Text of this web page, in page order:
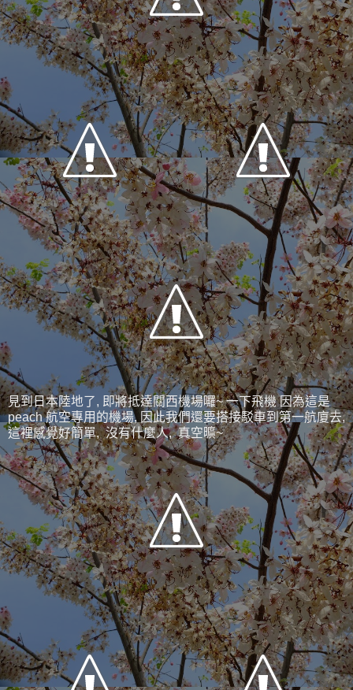
見到日本陸地了, 即將抵達關西機場囉~ 一下飛機 因為這是
peach 航空專用的機場, 因此我們還要搭接駁車到第一航廈去,
這裡感覺好簡單, 沒有什麼人, 真空曠~